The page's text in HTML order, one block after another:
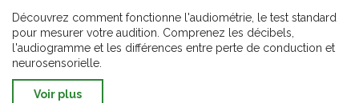
Découvrez comment fonctionne l'audiométrie, le test standard
pour mesurer votre audition. Comprenez les décibels,
l'audiogramme et les différences entre perte de conduction et
neurosensorielle.
Voir plus